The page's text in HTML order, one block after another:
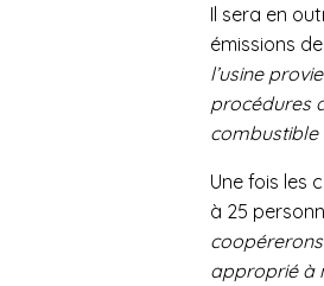
Il sera en
émissions
l’usine
procédures
combustible
Une fois les
à 25
approprié à